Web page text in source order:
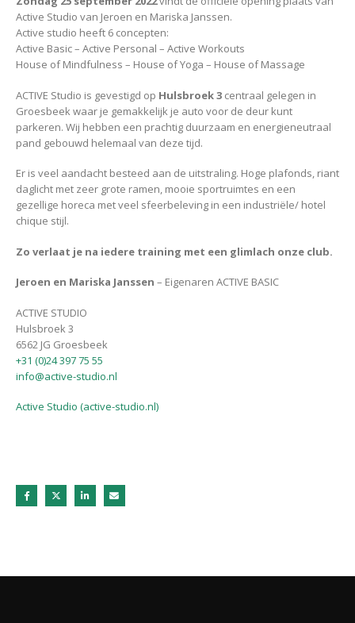
Active Studio van Jeroen en Mariska Janssen.
Active studio heeft 6 concepten:
Active Basic – Active Personal – Active Workouts
House of Mindfulness – House of Yoga – House of Massage
ACTIVE Studio is gevestigd op Hulsbroek 3 centraal gelegen in
Groesbeek waar je gemakkelijk je auto voor de deur kunt
parkeren. Wij hebben een prachtig duurzaam en energieneutraal
pand gebouwd helemaal van deze tijd.
Er is veel aandacht besteed aan de uitstraling. Hoge plafonds, riant
daglicht met zeer grote ramen, mooie sportruimtes en een
gezellige horeca met veel sfeerbeleving in een industriële/ hotel
chique stijl.
Zo verlaat je na iedere training met een glimlach onze club.
Jeroen en Mariska Janssen – Eigenaren ACTIVE BASIC
ACTIVE STUDIO
Hulsbroek 3
6562 JG Groesbeek
+31 (0)24 397 75 55
info@active-studio.nl
Active Studio (active-studio.nl)